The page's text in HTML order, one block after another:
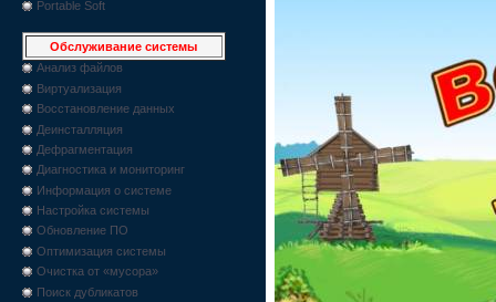
Portable Soft
Обслуживание системы
Анализ файлов
Виртуализация
Восстановление данных
Деинсталляция
Дефрагментация
Диагностика и мониторинг
Информация о системе
Настройка системы
Обновление ПО
Оптимизация системы
Очистка от «мусора»
Поиск дубликатов